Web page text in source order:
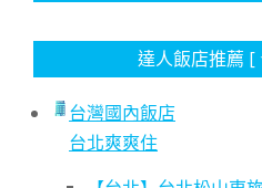
達人飯店推薦
台灣國內飯店
台北爽爽住